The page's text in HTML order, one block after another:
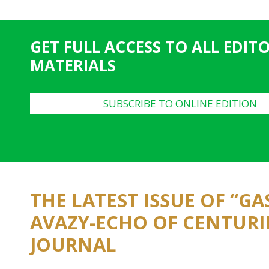
g
s
GET FULL ACCESS TO ALL
MATERIALS
SUBSCRIBE TO ONLINE EDITION
THE LATEST ISSUE OF
AVAZY-ECHO OF
JOURNAL